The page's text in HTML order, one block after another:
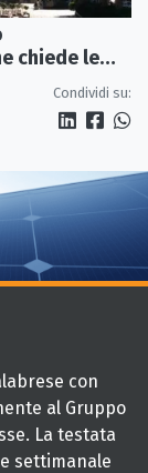
chiede le
Condividi su:
con
al Gruppo
La testata
settimanale